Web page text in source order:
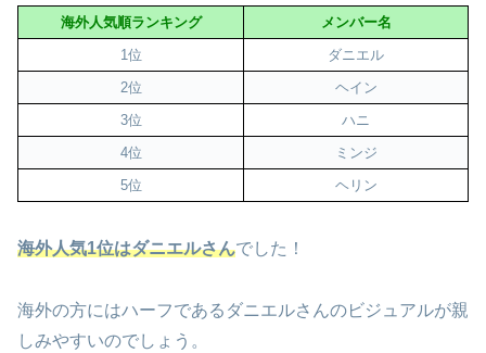
海外人気順ランキング
メンバー名
1位
ダニエル
2位
ヘイン
3位
ハニ
4位
ミンジ
5位
ヘリン
海外人気1位はダニエルさんでした！
海外の方にはハーフであるダニエルさんのビジュアルが親
しみやすいのでしょう。